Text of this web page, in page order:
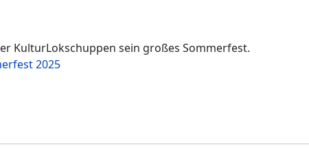
KulturLokschuppen sein großes Sommerfest.
2025